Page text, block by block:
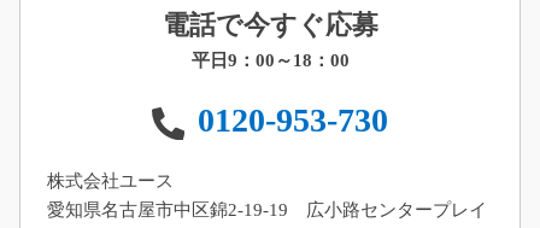
電話で今すぐ応募
平日9：00～18：00
0120-953-730
株式会社ユース
愛知県名古屋市中区錦2-19-19 広小路センタープレイ